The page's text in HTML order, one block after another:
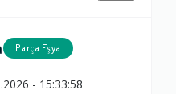
Parça Eşya
- 15:33:58